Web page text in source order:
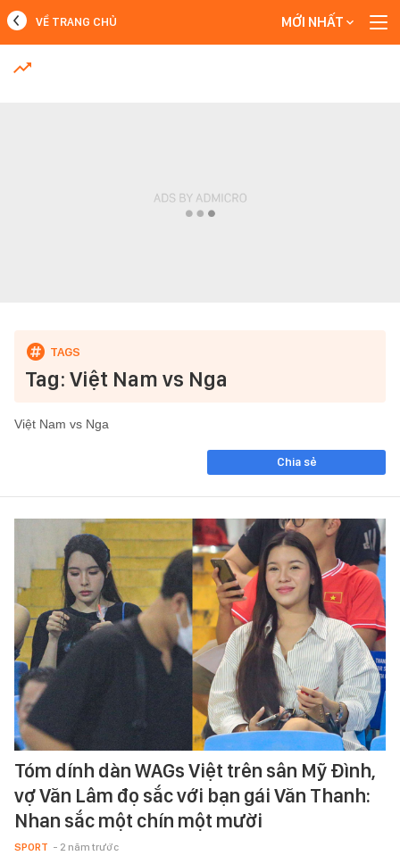
MỚI NHẤT
VỀ TRANG CHỦ MỚI NHẤT
Tag: Việt Nam vs Nga
Việt Nam vs Nga
Chia sẻ
Tóm dính dàn WAGs Việt trên sân Mỹ Đình,
vợ Văn Lâm đọ sắc với bạn gái Văn Thanh:
Nhan sắc một chín một mười
SPORT - 2 năm trước